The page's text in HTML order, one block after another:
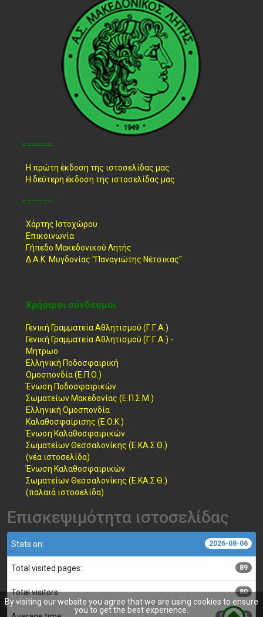
======
Η πρώτη έκδοση της ιστοσελίδας μας
Η δεύτερη έκδοση της ιστοσελίδας μας
======
Χάρτης Ιστοχώρου
Επικοινωνία
Γήπεδο Μακεδονικού Λητής
Δ.Α.Κ. Μυγδονίας "Παναγιώτης Νέτσικας"
Χρήσιμοι σύνδεσμοι
Γενική Γραμματεία Αθλητισμού (Γ.Γ.Α.)
Γενική Γραμματεία Αθλητισμού (Γ.Γ.Α.) -
Μητρωο
Ελληνική Ποδοσφαιρική
Ομοσπονδία (Ε.Π.Ο.)
Ένωση Ποδοσφαιρικών
Σωματείων Μακεδονίας (Ε.Π.Σ.Μ.)
Ελληνική Ομοσπονδία
Καλαθοσφαίρισης (Ε.Ο.Κ.)
Ένωση Καλαθοσφαιρικών
Σωματείων Θεσσαλονίκης (Ε.ΚΑ.Σ.Θ.)
(νέα ιστοσελίδα)
Ένωση Καλαθοσφαιρικών
Σωματείων Θεσσαλονίκης (Ε.ΚΑ.Σ.Θ.)
(παλαιά ιστοσελίδα)
Επισκεψιμότητα ιστοσελίδας
Stats on: 2026-08-06
Total visited pages: 89
Total visitors: 80
By visiting our website you agree that we are using cookies to ensure
you to get the best experience.